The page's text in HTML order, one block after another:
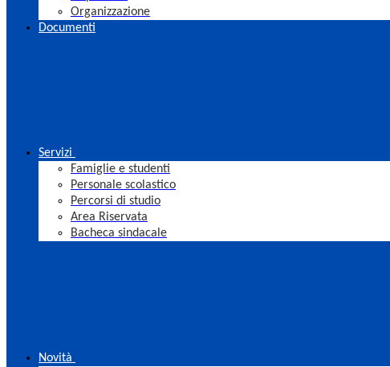
Organizzazione
Documenti
Servizi
Famiglie e studenti
Personale scolastico
Percorsi di studio
Area Riservata
Bacheca sindacale
Novità